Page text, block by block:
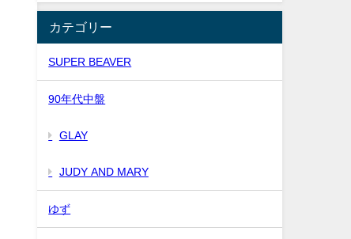
カテゴリー
SUPER BEAVER
90年代中盤
GLAY
JUDY AND MARY
ゆず